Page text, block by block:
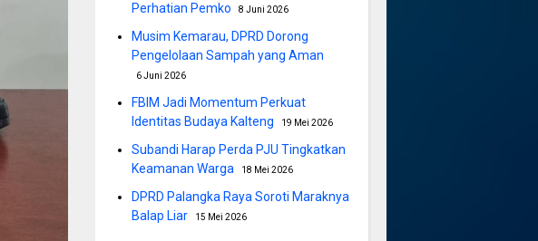
Perhatian Pemko
8 Juni 2026
Musim Kemarau, DPRD Dorong
Pengelolaan Sampah yang Aman
6 Juni 2026
FBIM Jadi Momentum Perkuat
Identitas Budaya Kalteng
19 Mei 2026
Subandi Harap Perda PJU Tingkatkan
Keamanan Warga
18 Mei 2026
DPRD Palangka Raya Soroti Maraknya
Balap Liar
15 Mei 2026